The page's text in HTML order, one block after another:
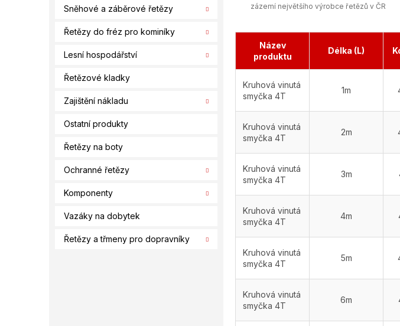
Sněhové a záběrové řetězy
Řetězy do fréz pro kominíky
Lesní hospodářství
Řetězové kladky
Zajištění nákladu
Ostatní produkty
Řetězy na boty
Ochranné řetězy
Komponenty
Vazáky na dobytek
Řetězy a třmeny pro dopravníky
zázemí největšího výrobce řetězů v ČR
Název
produktu
Délka (L)
Kruhová vinutá
smyčka 4T
1m
Kruhová vinutá
smyčka 4T
2m
Kruhová vinutá
smyčka 4T
3m
Kruhová vinutá
smyčka 4T
4m
Kruhová vinutá
smyčka 4T
5m
Kruhová vinutá
smyčka 4T
6m